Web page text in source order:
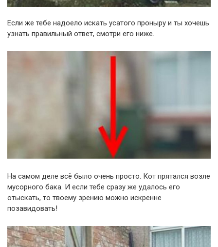
Если же тебе надоело искать усатого проныру и ты хочешь
узнать правильный ответ, смотри его ниже.
На самом деле всё было очень просто. Кот прятался возле
мусорного бака. И если тебе сразу же удалось его
отыскать, то твоему зрению можно искренне
позавидовать!